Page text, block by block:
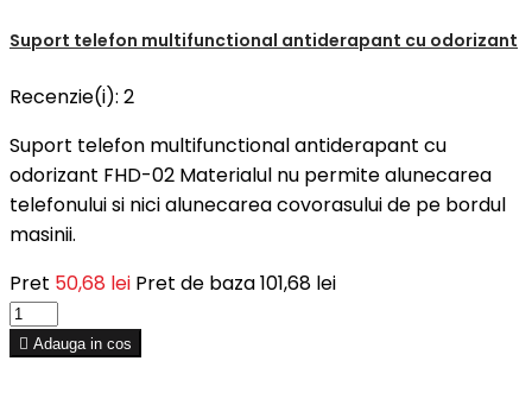
Suport telefon multifunctional antiderapant cu odorizant
Recenzie(i): 2
Suport telefon multifunctional antiderapant cu
odorizant FHD-02 Materialul nu permite alunecarea
telefonului si nici alunecarea covorasului de pe bordul
masinii.
Pret 50,68 lei Pret de baza101,68 lei
 Adauga in cos